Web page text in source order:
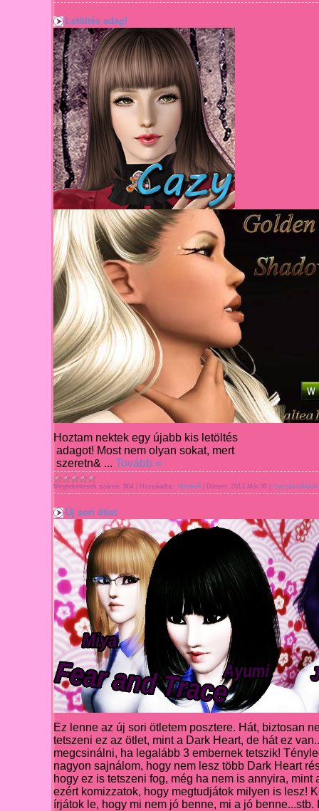
Letöltés adag!
Hoztam nektek egy újabb kis letöltés
adagot! Mostnem olyan sokat, mert
szeretn& ... Tovább »
Megtekintések száma: 884 Hozzáadta:: Mirabell Dátum: 2013.Már.30
Új sori ötlet
Ez lenne az új sori ötletem posztere. Hát, biztosan
tetszeni ez az ötlet, mint a Dark Heart, de hát ez van..
megcsinálni, ha legalább 3 embernek tetszik!
nagyon sajnálom, hogy nem lesz több Dark Heart
hogy ez is tetszeni fog, még ha nem is annyira, mint
ezért komizzatok, hogy megtudjátok milyen is lesz!
írjátok le, hogy mi nem jó benne, mi a jó benne...stb.